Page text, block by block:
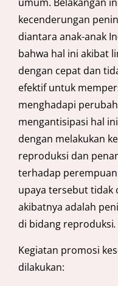
kecenderungan
diantara anak-anak
bahwa hal ini akibat
dengan cepat dan
efektif untuk
menghadapi
mengantisipasi hal
dengan melakukan
reproduksi dan
terhadap
upaya tersebut tidak
akibatnya adalah
di bidang reproduksi.
Kegiatan promosi
dilakukan: